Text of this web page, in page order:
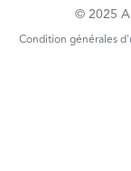
© 2025
Condition générales